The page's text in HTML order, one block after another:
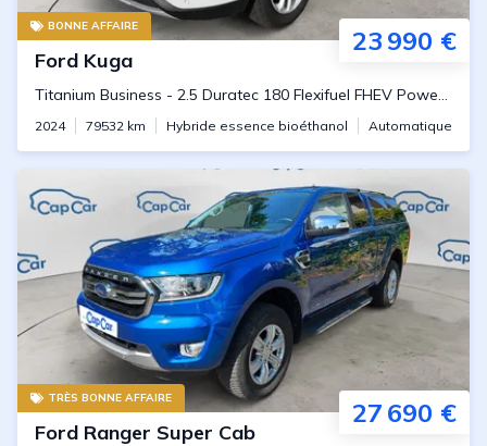
BONNE AFFAIRE 23 990 €
Ford Kuga
Titanium Business - 2.5 Duratec 180 Flexifuel FHEV Powerwhift 8
2024 79532 km Hybride essence bioéthanol Automatique
TRÈS BONNE AFFAIRE 27 690 €
Ford Ranger Super Cab